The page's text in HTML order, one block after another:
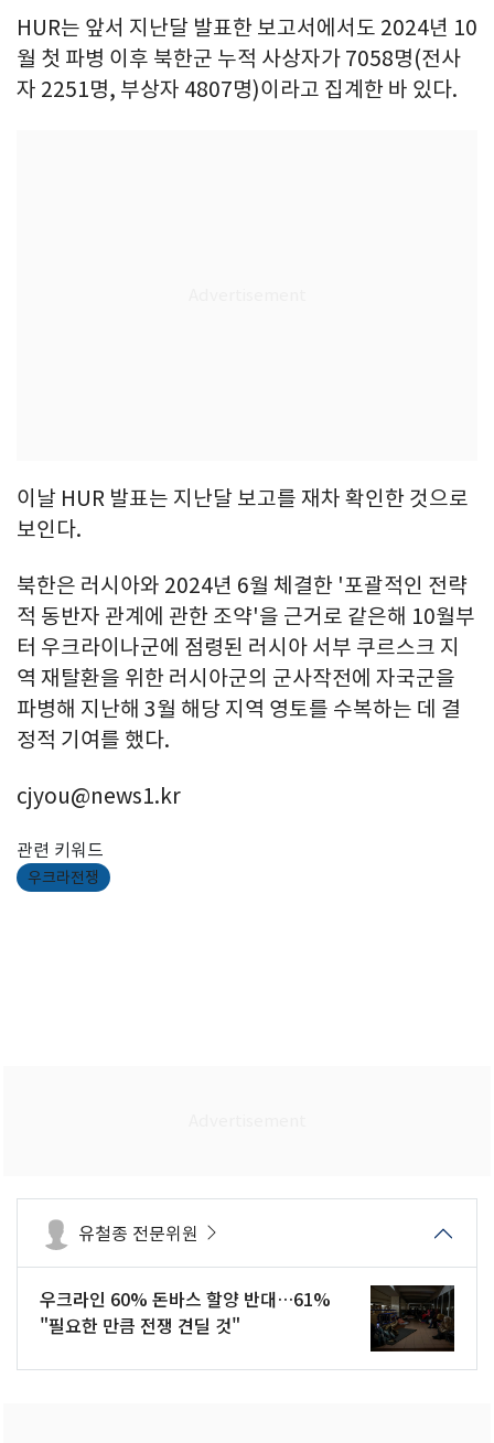
HUR는 앞서 지난달 발표한 보고서에서도 2024년 10
월 첫 파병 이후 북한군 누적 사상자가 7058명(전사
자 2251명, 부상자 4807명)이라고 집계한 바 있다.
이날 HUR 발표는 지난달 보고를 재차 확인한 것으로
보인다.
북한은 러시아와 2024년 6월 체결한 '포괄적인 전략
적 동반자 관계에 관한 조약'을 근거로 같은해 10월부
터 우크라이나군에 점령된 러시아 서부 쿠르스크 지
역 재탈환을 위한 러시아군의 군사작전에 자국군을
파병해 지난해 3월 해당 지역 영토를 수복하는 데 결
정적 기여를 했다.
cjyou@news1.kr
관련 키워드
우크라전쟁
유철종 전문위원
우크라인 60% 돈바스 할양 반대…61%
"필요한 만큼 전쟁 견딜 것"